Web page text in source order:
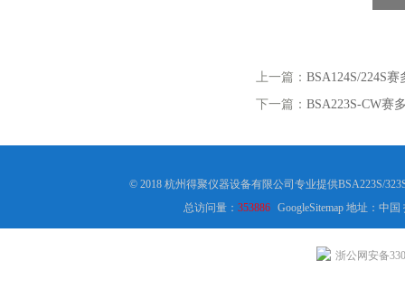
上一篇： BSA124S/224S
下一篇： BSA223S-CW赛
© 2018 杭州得聚仪器设备有限公司专业提供BSA223S/
总访问量：353886 GoogleSitemap地址：中国
浙公网安备